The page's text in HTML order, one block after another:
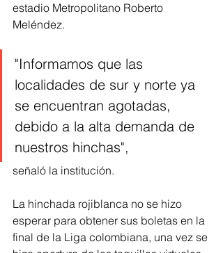
estadio Metropolitano Roberto
Meléndez.
"Informamos que las
localidades de sur y norte ya
se encuentran agotadas,
debido a la alta demanda de
nuestros hinchas",
señaló la institución.
La hinchada rojiblanca no se hizo
esperar para obtener sus boletas en la
final de la Liga colombiana, una vez se